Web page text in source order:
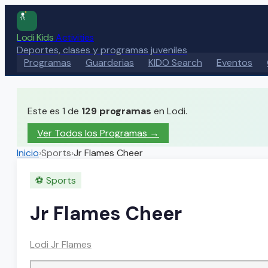
Lodi KidsActivities
Deportes, clases y programas juveniles
Programas
Guarderias KIDO Search Eventos
Este es 1 de 129 programas en Lodi.
Ver Todos los Programas →
Inicio›Sports›Jr Flames Cheer
⚽ Sports
Jr Flames Cheer
Lodi Jr Flames